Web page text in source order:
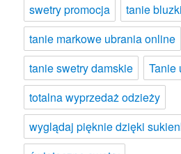
swetry promocja
tanie
tanie markowe ubrania online
tanie swetry damskie
Tanie
totalna wyprzedaż odzieży
wyglądaj pięknie dzięki